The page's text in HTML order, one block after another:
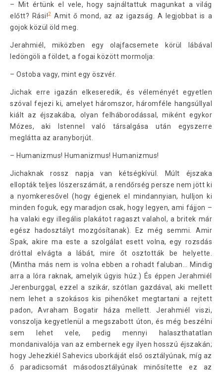
– Mit értünk el vele, hogy sajnáltattuk magunkat a világ
előtt? Rási!2 Amit ő mond, az az igazság. A legjobbat is a
gojok közül öld meg.
Jerahmiél, miközben egy olajfacsemete körül lábával
ledöngöli a földet, a fogai között mormolja:
– Ostoba vagy, mint egy öszvér.
Jichak erre igazán elkeseredik, és véleményét egyetlen
szóval fejezi ki, amelyet háromszor, háromféle hangsúllyal
kiált az éjszakába, olyan felháborodással, miként egykor
Mózes, aki Istennel való társalgása után egyszerre
meglátta az aranyborjút.
– Humanizmus! Humanizmus! Humanizmus!
Jichaknak rossz napja van kétségkívül. Múlt éjszaka
ellopták teljes lószerszámát, a rendőrség persze nem jött ki
a nyomkeresővel (hogy égjenek el mindannyian, hulljon ki
minden foguk, egy maradjon csak, hogy legyen, ami fájjon –
ha valaki egy illegális plakátot ragaszt valahol, a britek már
egész hadosztályt mozgósítanak). Ez még semmi. Amir
Spak, akire ma este a szolgálat esett volna, egy rozsdás
dróttal elvágta a lábát, mire őt osztották be helyette.
(Mintha más nem is volna ebben a rohadt faluban… Mindig
arra a lóra raknak, amelyik úgyis húz.) És éppen Jerahmiél
Jerenburggal, ezzel a szikár, szótlan gazdával, aki mellett
nem lehet a szokásos kis pihenőket megtartani a rejtett
padon, Avraham Bogatir háza mellett. Jerahmiél viszi,
vonszolja kegyetlenül a megszabott úton, és még beszélni
sem lehet vele, pedig mennyi halaszthatatlan
mondanivalója van az embernek egy ilyen hosszú éjszakán;
hogy Jehezkiél Sahevics uborkáját első osztályúnak, míg az
ő paradicsomát másodosztályúnak minősítette ez az